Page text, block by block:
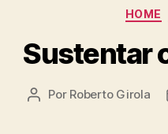
HOME
Sustentar
Autor
Por Roberto Girola